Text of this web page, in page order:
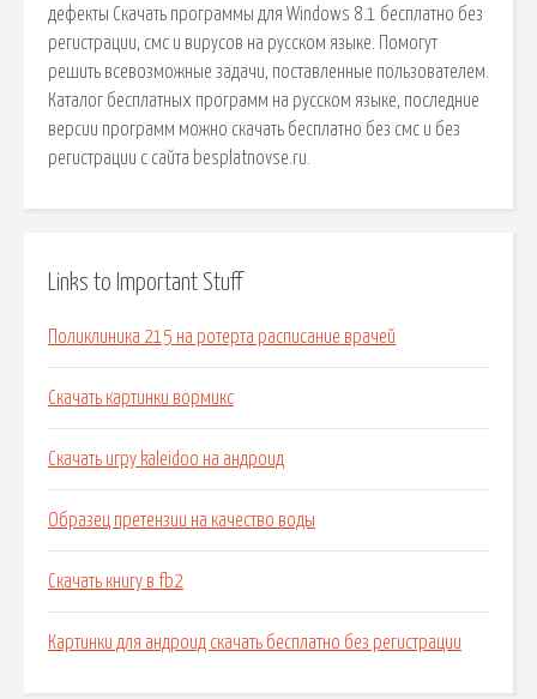
дефекты Скачать программы для Windows 8.1 бесплатно без
регистрации, смс и вирусов на русском языке. Помогут
решить всевозможные задачи, поставленные пользователем.
Каталог бесплатных программ на русском языке, последние
версии программ можно скачать бесплатно без смс и без
регистрации с сайта besplatnovse.ru.
Links to Important Stuff
Поликлиника 215 на ротерта расписание врачей
Скачать картинки вормикс
Скачать игру kaleidoo на андроид
Образец претензии на качество воды
Скачать книгу в fb2
Картинки для андроид скачать бесплатно без регистрации